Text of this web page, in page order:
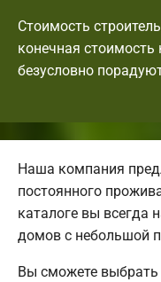
Стоимость
конечная
безусловно
Наша компания
постоянного
каталоге вы всегда
домов с небольшой
Вы сможете